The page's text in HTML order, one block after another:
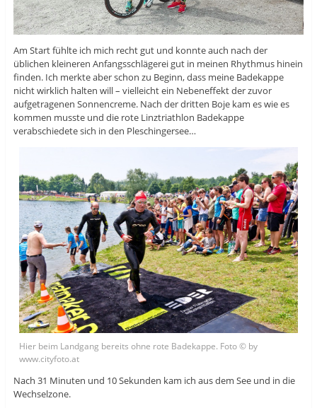
Am Start fühlte ich mich recht gut und konnte auch nach der
üblichen kleineren Anfangsschlägerei gut in meinen Rhythmus hinein
finden. Ich merkte aber schon zu Beginn, dass meine Badekappe
nicht wirklich halten will – vielleicht ein Nebeneffekt der zuvor
aufgetragenen Sonnencreme. Nach der dritten Boje kam es wie es
kommen musste und die rote Linztriathlon Badekappe
verabschiedete sich in den Pleschingersee…
Hier beim Landgang bereits ohne rote Badekappe. Foto © by
www.cityfoto.at
Nach 31 Minuten und 10 Sekunden kam ich aus dem See und in die
Wechselzone.